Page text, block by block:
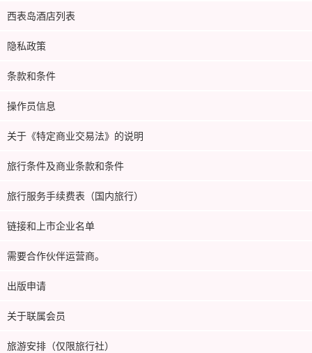
西表岛酒店列表
隐私政策
条款和条件
操作员信息
关于《特定商业交易法》的说明
旅行条件及商业条款和条件
旅行服务手续费表（国内旅行）
链接和上市企业名单
需要合作伙伴运营商。
出版申请
关于联属会员
旅游安排（仅限旅行社）